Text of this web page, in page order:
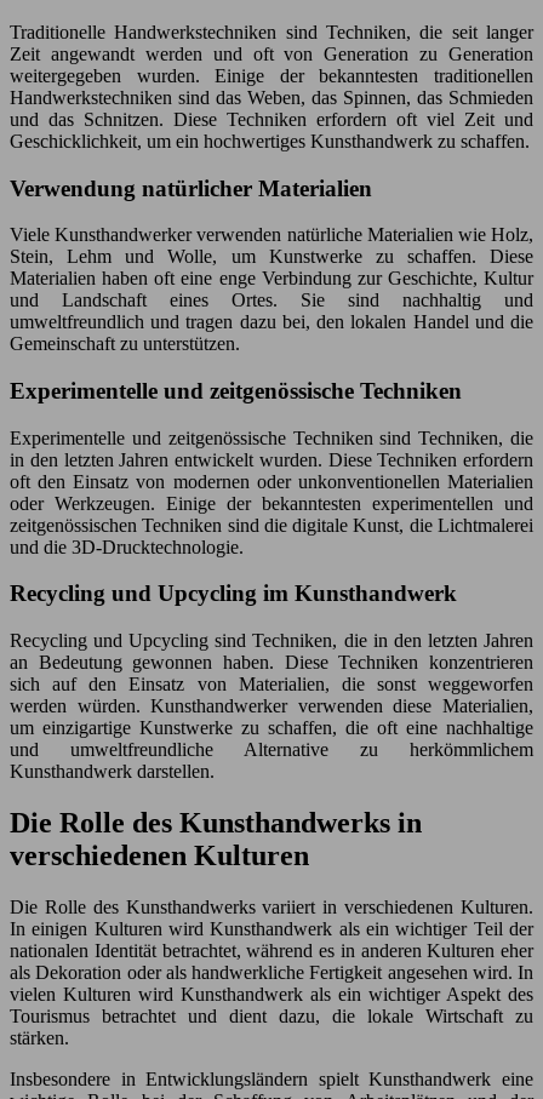
Traditionelle Handwerkstechniken sind Techniken, die seit langer
Zeit angewandt werden und oft von Generation zu Generation
weitergegeben wurden. Einige der bekanntesten traditionellen
Handwerkstechniken sind das Weben, das Spinnen, das Schmieden
und das Schnitzen. Diese Techniken erfordern oft viel Zeit und
Geschicklichkeit, um ein hochwertiges Kunsthandwerk zu schaffen.
Verwendung natürlicher Materialien
Viele Kunsthandwerker verwenden natürliche Materialien wie Holz,
Stein, Lehm und Wolle, um Kunstwerke zu schaffen. Diese
Materialien haben oft eine enge Verbindung zur Geschichte, Kultur
und Landschaft eines Ortes. Sie sind nachhaltig und
umweltfreundlich und tragen dazu bei, den lokalen Handel und die
Gemeinschaft zu unterstützen.
Experimentelle und zeitgenössische Techniken
Experimentelle und zeitgenössische Techniken sind Techniken, die
in den letzten Jahren entwickelt wurden. Diese Techniken erfordern
oft den Einsatz von modernen oder unkonventionellen Materialien
oder Werkzeugen. Einige der bekanntesten experimentellen und
zeitgenössischen Techniken sind die digitale Kunst, die Lichtmalerei
und die 3D-Drucktechnologie.
Recycling und Upcycling im Kunsthandwerk
Recycling und Upcycling sind Techniken, die in den letzten Jahren
an Bedeutung gewonnen haben. Diese Techniken konzentrieren
sich auf den Einsatz von Materialien, die sonst weggeworfen
werden würden. Kunsthandwerker verwenden diese Materialien,
um einzigartige Kunstwerke zu schaffen, die oft eine nachhaltige
und umweltfreundliche Alternative zu herkömmlichem
Kunsthandwerk darstellen.
Die Rolle des Kunsthandwerks in
verschiedenen Kulturen
Die Rolle des Kunsthandwerks variiert in verschiedenen Kulturen.
In einigen Kulturen wird Kunsthandwerk als ein wichtiger Teil der
nationalen Identität betrachtet, während es in anderen Kulturen eher
als Dekoration oder als handwerkliche Fertigkeit angesehen wird. In
vielen Kulturen wird Kunsthandwerk als ein wichtiger Aspekt des
Tourismus betrachtet und dient dazu, die lokale Wirtschaft zu
stärken.
Insbesondere in Entwicklungsländern spielt Kunsthandwerk eine